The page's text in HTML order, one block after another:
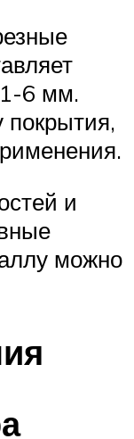
6 мм.
покрытия,
и
можно